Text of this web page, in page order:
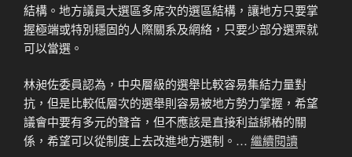
結構。地方議員大選區多席次的選區結構，讓地方只要掌
握極端或特別穩固的人際關系及網絡，只要少部分選票就
可以當選。
林昶佐委員認為，中央層級的選舉比較容易集結力量對
抗，但是比較低層次的選舉則容易被地方勢力掌握，希望
議會中要有多元的聲音，但不應該是直接利益綁樁的關
係，希望可以從制度上去改進地方選制。… 繼續閱讀